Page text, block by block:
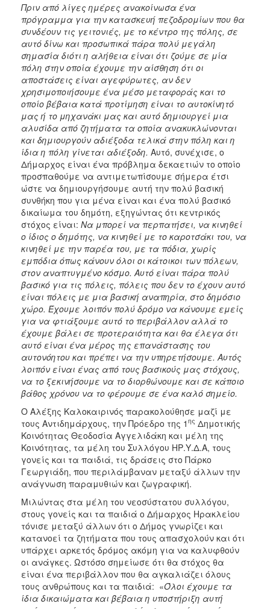
Πριν από λίγες ημέρες ανακοίνωσα ένα
πρόγραμμα για την κατασκευή πεζοδρομίων που θα
συνδέουν τις γειτονιές, με το κέντρο της πόλης, σε
αυτό δίνω και προσωπικά πάρα πολύ μεγάλη
σημασία διότι η αλήθεια είναι ότι ζούμε σε μία
πόλη στην οποία έχουμε την αίσθηση ότι οι
αποστάσεις είναι αγεφύρωτες, αν δεν
χρησιμοποιήσουμε ένα μέσο μεταφοράς και το
οποίο βέβαια κατά προτίμηση είναι το αυτοκίνητό
μας ή το μηχανάκι μας και αυτό δημιουργεί μια
αλυσίδα από ζητήματα τα οποία ανακυκλώνονται
και δημιουργούν αδιέξοδα τελικά στην πόλη και η
ίδια η πόλη γίνεται αδιέξοδη. Αυτό, συνέχισε, ο
Δήμαρχος είναι ένα πρόβλημα δεκαετιών το οποίο
προσπαθούμε να αντιμετωπίσουμε σήμερα έτσι
ώστε να δημιουργήσουμε αυτή την πολύ βασική
συνθήκη που για μένα είναι και ένα πολύ βασικό
δικαίωμα του δημότη, εξηγώντας ότι κεντρικός
στόχος είναι: Να μπορεί να περπατήσει, να κινηθεί
ο ίδιος ο δημότης, να κινηθεί με το καροτσάκι του, να
κινηθεί με την παρέα του, με τα πόδια, χωρίς
εμπόδια όπως κάνουν όλοι οι κάτοικοι των πόλεων,
στον αναπτυγμένο κόσμο. Αυτό είναι πάρα πολύ
βασικό για τις πόλεις, πόλεις που δεν το έχουν αυτό
είναι πόλεις με μια βασική αναπηρία, στο δημόσιο
χώρο. Έχουμε λοιπόν πολύ δρόμο να κάνουμε εμείς
για να φτιάξουμε αυτό το περιβάλλον αλλά το
έχουμε βάλει σε προτεραιότητα και θα έλεγα ότι
αυτό είναι ένα μέρος της επανάστασης του
αυτονόητου και πρέπει να την υπηρετήσουμε. Αυτός
λοιπόν είναι ένας από τους βασικούς μας στόχους,
να το ξεκινήσουμε να το διορθώνουμε και σε κάποιο
βάθος χρόνου να το φέρουμε σε ένα καλό σημείο.
Ο Αλέξης Καλοκαιρινός παρακολούθησε μαζί με
τους Αντιδημάρχους, την Πρόεδρο της 1 ης Δημοτικής
Κοινότητας Θεοδοσία Αγγελιδάκη και μέλη της
Κοινότητας, τα μέλη του Συλλόγου ΗΡ.Υ.Δ.Α, τους
γονείς και τα παιδιά, τις δράσεις στο Πάρκο
Γεωργιάδη, που περιλάμβαναν μεταξύ άλλων την
ανάγνωση παραμυθιών και ζωγραφική.
Μιλώντας στα μέλη του νεοσύστατου συλλόγου,
στους γονείς και τα παιδιά ο Δήμαρχος Ηρακλείου
τόνισε μεταξύ άλλων ότι ο Δήμος γνωρίζει και
κατανοεί τα ζητήματα που τους απασχολούν και ότι
υπάρχει αρκετός δρόμος ακόμη για να καλυφθούν
οι ανάγκες. Ωστόσο σημείωσε ότι θα στόχος θα
είναι ένα περιβάλλον που θα αγκαλιάζει όλους
τους ανθρώπους και τα παιδιά: «Όλοι έχουμε τα
ίδια δικαιώματα και βέβαια η υποστήριξη αυτή